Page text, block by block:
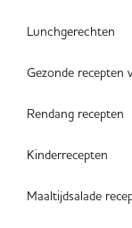
Lunchgerechten
Gezonde recepten
Rendang recepten
Kinderrecepten
Maaltijdsalade